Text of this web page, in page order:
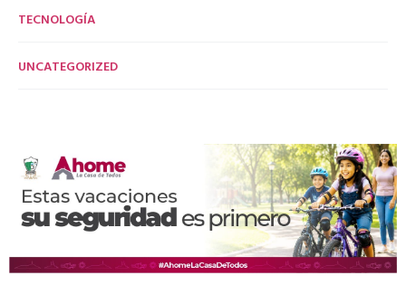
TECNOLOGÍA
UNCATEGORIZED